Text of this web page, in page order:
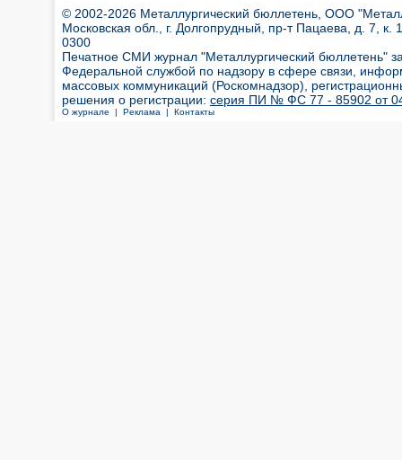
© 2002-2026 Металлургический бюллетень, ООО
Московская обл., г. Долгопрудный, пр-т Пацаева, д. 7,
0300
Печатное СМИ журнал "Металлургический бюллетень"
Федеральной службой по надзору в сфере связи,
массовых коммуникаций (Роскомнадзор),
решения о регистрации: серия ПИ № ФС 77 - 85902 от 04
О журнале | Реклама | Контакты